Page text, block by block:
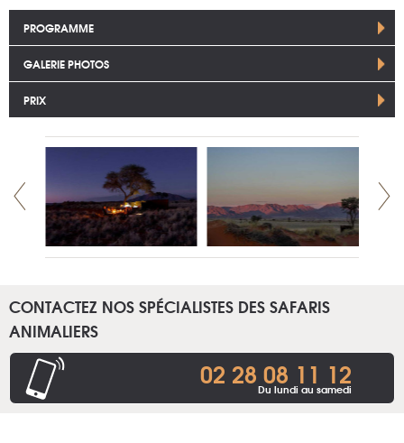
PROGRAMME
GALERIE PHOTOS
PRIX
CONTACTEZ NOS SPÉCIALISTES DES SAFARIS
ANIMALIERS
02 28 08 11 12
Du lundi au samedi